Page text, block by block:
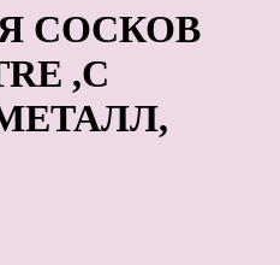
СОСКОВ
,С